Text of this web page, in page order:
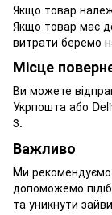
Якщо товар
Якщо товар має
витрати беремо
Місце
Ви можете
Укрпошта або
3.
Важливо
Ми
допоможемо
та уникнути